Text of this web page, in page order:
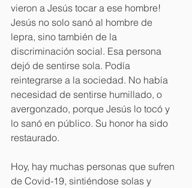
vieron a Jesús tocar a ese hombre!
Jesús no solo sanó al hombre de
lepra, sino también de la
discriminación social. Esa persona
dejó de sentirse sola. Podía
reintegrarse a la sociedad. No había
necesidad de sentirse humillado, o
avergonzado, porque Jesús lo tocó y
lo sanó en público. Su honor ha sido
restaurado.
Hoy, hay muchas personas que sufren
de Covid-19, sintiéndose solas y